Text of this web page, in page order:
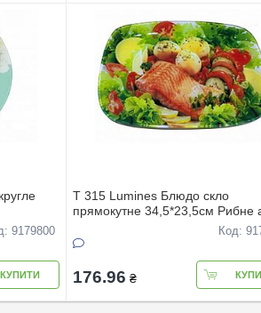
9179800
КУПИТИ
T 315 Lumines Блюдо скло
прямокутне 34,5*23,5см Рибне
Код:
176.96 ₴